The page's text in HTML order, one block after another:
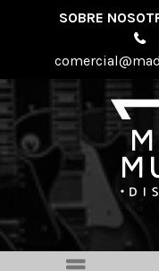
SOBRE